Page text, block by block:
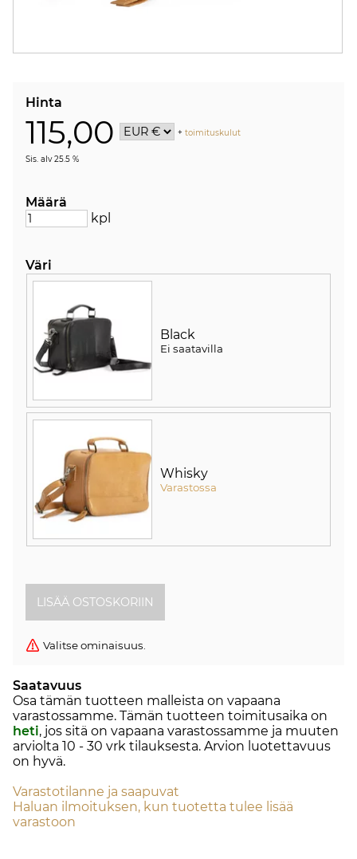
Hinta
115,00 +toimituskulut
Sis. alv 25.5 %
Määrä
kpl
Väri
Black
Ei saatavilla
Whisky
Varastossa
Valitse ominaisuus.
Saatavuus
Osa tämän tuotteen malleista on vapaana
varastossamme. Tämän tuotteen toimitusaika on
heti, jos sitä on vapaana varastossamme ja muuten
arviolta 10 - 30 vrk tilauksesta. Arvion luotettavuus
on hyvä.
Varastotilanne ja saapuvat
Haluan ilmoituksen, kun tuotetta tulee lisää
varastoon